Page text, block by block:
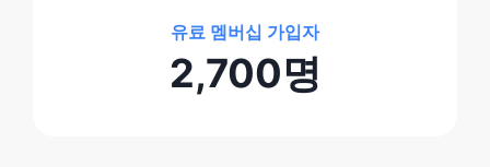
유료 멤버십 가입자
2,700명